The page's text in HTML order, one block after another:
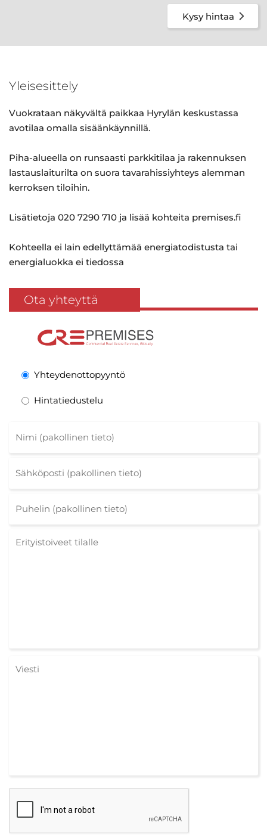
Kysy hintaa
Yleisesittely
Vuokrataan näkyvältä paikkaa Hyrylän keskustassa
avotilaa omalla sisäänkäynnillä.
Piha-alueella on runsaasti parkkitilaa ja rakennuksen
lastauslaiturilta on suora tavarahissiyhteys alemman
kerroksen tiloihin.
Lisätietoja 020 7290 710 ja lisää kohteita premises.fi
Kohteella ei lain edellyttämää energiatodistusta tai
energialuokka ei tiedossa
Ota yhteyttä
Yhteydenottopyyntö
Hintatiedustelu